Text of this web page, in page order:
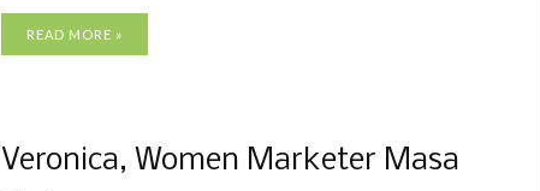
READ MORE »
Veronica, Women Marketer Masa